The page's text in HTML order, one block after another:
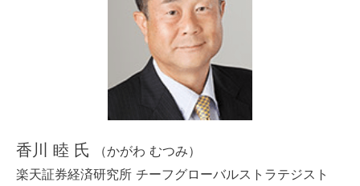
香川 睦 氏 （かがわ むつみ）
楽天証券経済研究所 チーフグローバルストラテジスト